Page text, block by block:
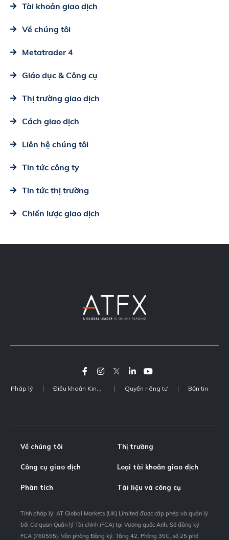
Tài khoản giao dịch
Về chúng tôi
Metatrader 4
Giáo dục & Công cụ
Thị trường giao dịch
Cách giao dịch
Liên hệ chúng tôi
Tin tức công ty
Tin tức thị trường
Chiến lược giao dịch
Pháp lý Quyền riêng tư Bản tin
Về chúng tôi Thị trường
Công cụ giao dịch Loại tài khoản giao dịch
Phân tích Tài liệu và công cụ
Tính pháp lý: AT Global Markets (UK) Limited được cấp phép và quản lý
bởi Cơ quan Quản lý Tài chính (FCA) tại Vương quốc Anh. Số đăng ký
FCA (760555). Văn phòng Đăng ký: Tầng 42, Phòng 35C, số 25 phố